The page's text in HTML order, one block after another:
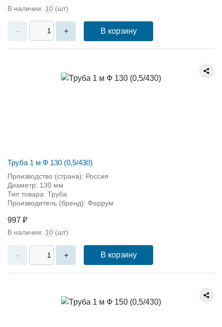
В наличии: 10 (шт)
- + В корзину
Труба 1 м Ф 130 (0,5/430)
Производство (страна): Россия
Диаметр: 130 мм
Тип товара: Труба
Производитель (бренд): Феррум
997 ₽
В наличии: 10 (шт)
- + В корзину